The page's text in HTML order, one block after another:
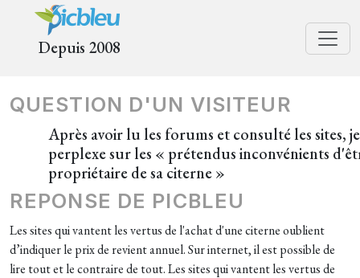
Depuis 2008
QUESTION D'UN VISITEUR
Après avoir lu les forums et consulté les sites,
perplexe sur les « prétendus inconvénients
propriétaire de sa citerne »
REPONSE DE PICBLEU
Les sites qui vantent les vertus de l'achat d'une citerne oublient
d’indiquer le prix de revient annuel. Sur internet, il est possible de
lire tout et le contraire de tout. Les sites qui vantent les vertus de